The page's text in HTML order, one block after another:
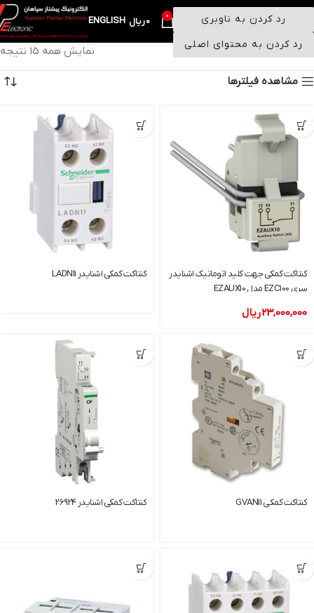
رد کردن به ناوبری
رد کردن به محتوای اصلی
0
0ریال ENGLISH
خانه کنتاکتور کنتاکت کمکی نمایش همه 15 نتیجه
مشاهده فیلترها
کنتاکت کمکی جهت کلید اتوماتیک اشنایدر
سری EZC100 مدل EZAUX10
23,000,000ریال
کنتاکت کمکی اشنایدر LADN11
كنتاكت كمكي GVAN11 کنتاکت کمکی اشنایدر 26924